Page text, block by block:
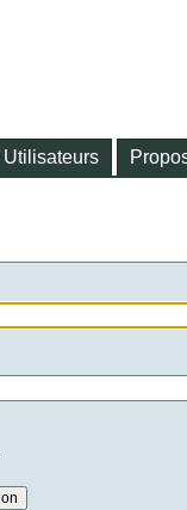
Utilisateurs